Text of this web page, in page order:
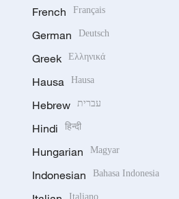
French Français
German Deutsch
Greek Ελληνικά
Hausa Hausa
Hebrew עברית
Hindi हिन्दी
Hungarian Magyar
Indonesian Bahasa Indonesia
Italiano